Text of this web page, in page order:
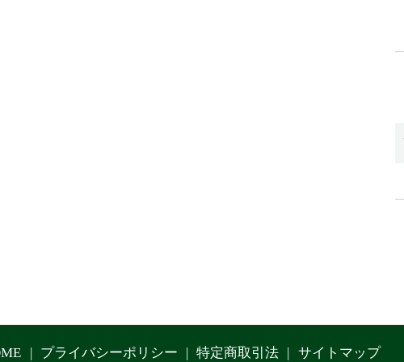
プライバシーポリシー 特定商取引法 サイトマップ